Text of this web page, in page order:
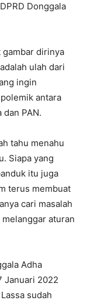
Donggala
gambar dirinya
ulah dari
ingin
antara
PAN.
tahu menahu
Siapa yang
itu juga
terus membuat
cari masalah
aturan
Adha
Januari 2022
sudah